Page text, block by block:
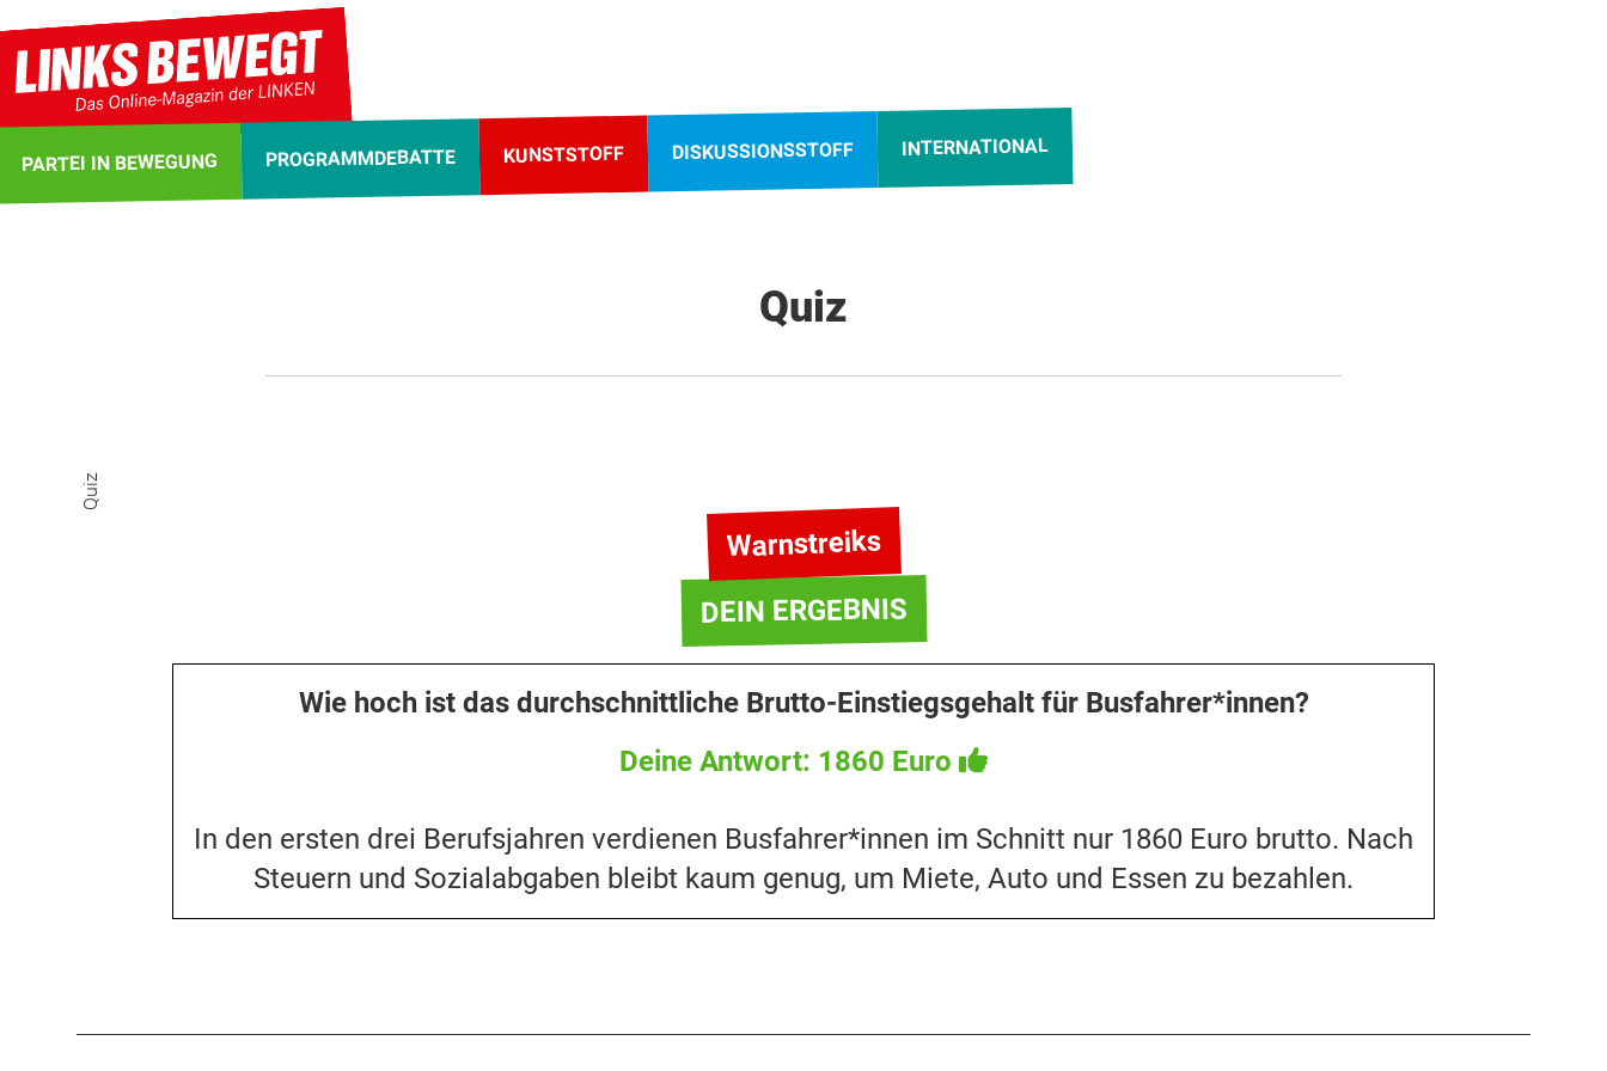
PARTEI IN BEWEGUNG PROGRAMMDEBATTE KUNSTSTOFF DISKUSSIONSSTOFF INTERNATIONAL
Quiz
Quiz
Warnstreiks
DEIN ERGEBNIS
Wie hoch ist das durchschnittliche Brutto-Einstiegsgehalt für Busfahrer*innen?
Deine Antwort: 1860 Euro
In den ersten drei Berufsjahren verdienen Busfahrer*innen im Schnitt nur 1860 Euro brutto. Nach
Steuern und Sozialabgaben bleibt kaum genug, um Miete, Auto und Essen zu bezahlen.